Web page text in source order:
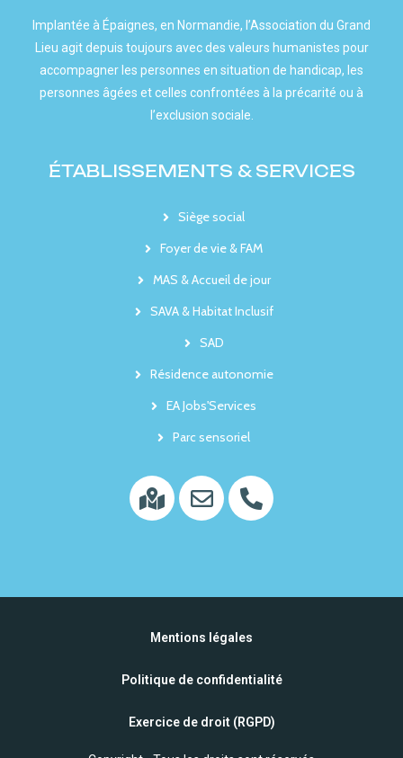
Implantée à Épaignes, en Normandie, l’Association du Grand
Lieu agit depuis toujours avec des valeurs humanistes pour
accompagner les personnes en situation de handicap, les
personnes âgées et celles confrontées à la précarité ou à
l’exclusion sociale.
ÉTABLISSEMENTS & SERVICES
Siège social
Foyer de vie & FAM
MAS & Accueil de jour
SAVA & Habitat Inclusif
SAD
Résidence autonomie
EA Jobs'Services
Parc sensoriel
Mentions légales
Politique de confidentialité
Exercice de droit (RGPD)